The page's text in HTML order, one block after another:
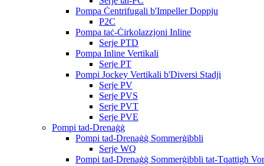
Pompa Ċentrifugali b'Impeller Doppju
P2C
Pompa taċ-Ċirkolazzjoni Inline
Serje PTD
Pompa Inline Vertikali
Serje PT
Pompi Jockey Vertikali b'Diversi Stadji
Serje PV
Serje PVS
Serje PVT
Serje PVE
Pompi tad-Drenaġġ
Pompi tad-Drenaġġ Sommerġibbli
Serje WQ
Pompi tad-Drenaġġ Sommerġibbli tat-Tqattigħ